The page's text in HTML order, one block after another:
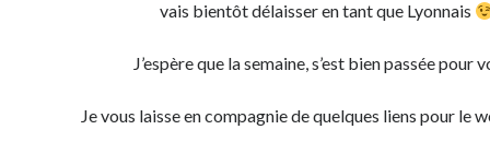
vais bientôt délaisser en tant que Lyonnais
J’espère que la semaine, s’est bien passée pour
Je vous laisse en compagnie de quelques liens pour le